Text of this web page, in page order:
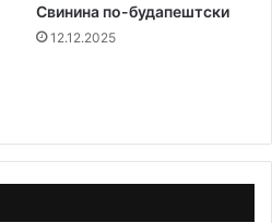
Свинина по-будапештски
12.12.2025